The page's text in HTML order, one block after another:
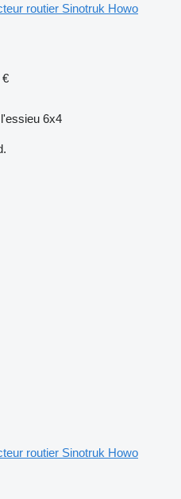
routier Sinotruk Howo
€
6x4
routier Sinotruk Howo